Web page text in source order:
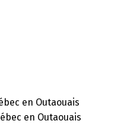
en Outaouais
en Outaouais